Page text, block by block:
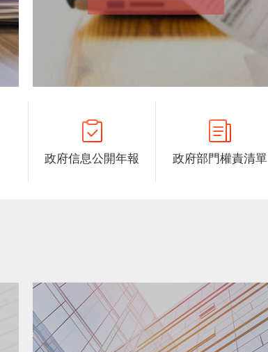
政府信息公開年報 政府部門權責清單